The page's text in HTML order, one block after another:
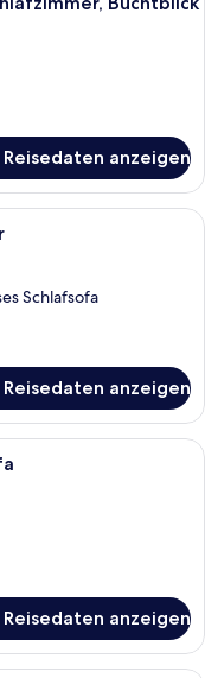
anzeigen
Badezimmer mit
Schlafsofa
anzeigen
mit Sofa,
anzeigen